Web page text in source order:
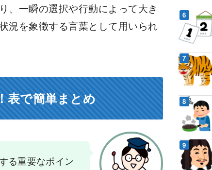
、一瞬の選択や行動によって大き
況を象徴する言葉として用いられ
表で簡単まとめ
る重要なポイン